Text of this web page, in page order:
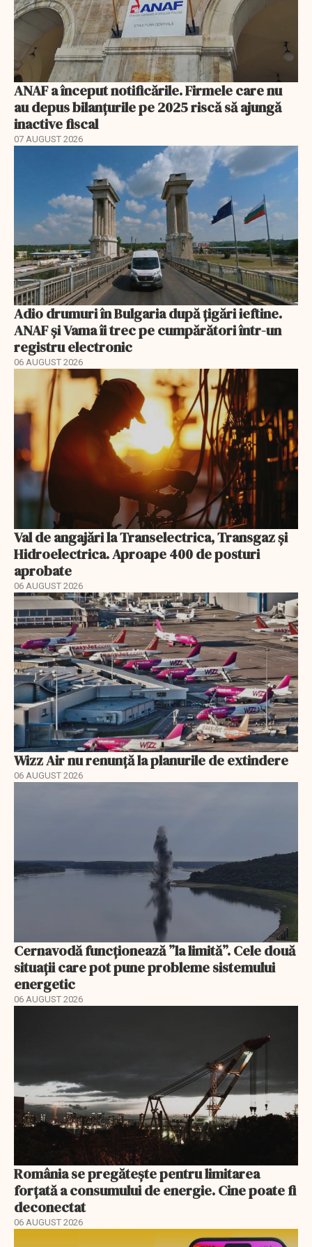
ANAF a început notificările. Firmele care nu
au depus bilanțurile pe 2025 riscă să ajungă
inactive fiscal
07 AUGUST 2026
Adio drumuri în Bulgaria după țigări ieftine.
ANAF și Vama îi trec pe cumpărători într-un
registru electronic
06 AUGUST 2026
Val de angajări la Transelectrica, Transgaz și
Hidroelectrica. Aproape 400 de posturi
aprobate
06 AUGUST 2026
Wizz Air nu renunță la planurile de extindere
06 AUGUST 2026
Cernavodă funcționează ”la limită”. Cele două
situații care pot pune probleme sistemului
energetic
06 AUGUST 2026
România se pregătește pentru limitarea
forțată a consumului de energie. Cine poate fi
deconectat
06 AUGUST 2026